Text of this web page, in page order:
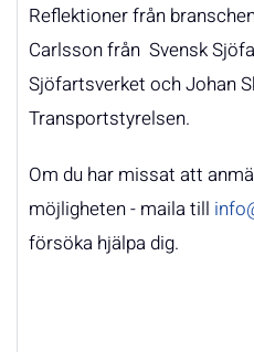
Reflektioner från
Carlsson från Svensk
Sjöfartsverket och Johan
Transportstyrelsen.
Om du har missat att
möjligheten - maila till
försöka hjälpa dig.